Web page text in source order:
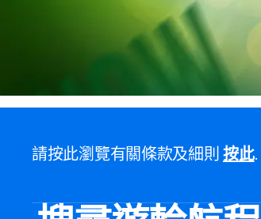
請按此瀏覽有關條款及細則按此.